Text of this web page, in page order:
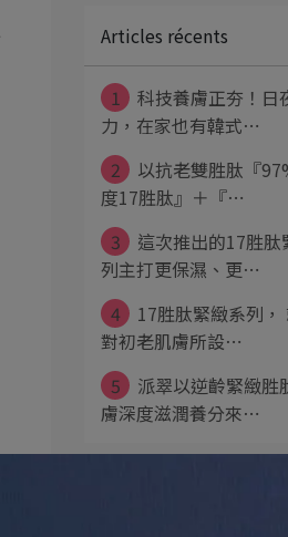
Articles récents
1
科技養膚正夯！日
力，在家也有韓式⋯
2
以抗老雙胜肽『
度17胜肽』＋『⋯
3
這次推出的17胜肽
列主打更保濕、更⋯
4
17胜肽緊緻系列，
對初老肌膚所設⋯
5
派翠以逆齡緊緻胜
膚深度滋潤養分來⋯